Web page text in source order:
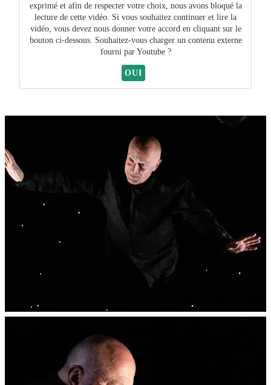
exprimé et afin de respecter votre choix, nous avons bloqué la
lecture de cette vidéo. Si vous souhaitez continuer et lire la
vidéo, vous devez nous donner votre accord en cliquant sur le
bouton ci-dessous. Souhaitez-vous charger un contenu externe
fourni par Youtube?
OUI